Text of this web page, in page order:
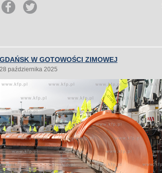
GDAŃSK W GOTOWOŚCI ZIMOWEJ
28 października 2025